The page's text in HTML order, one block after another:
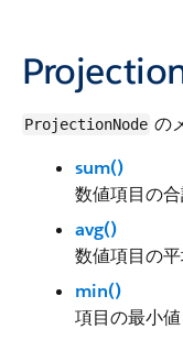
ProjectionNode の
sum()
数値項目の合
avg()
数値項目の平
min()
項目の最小値